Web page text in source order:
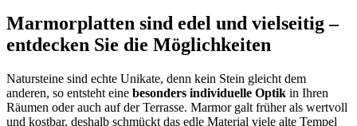
Marmorplatten sind edel und vielseitig –
entdecken Sie die Möglichkeiten
Natursteine sind echte Unikate, denn kein Stein gleicht dem
anderen, so entsteht eine besonders individuelle Optik in Ihren
Räumen oder auch auf der Terrasse. Marmor galt früher als wertvoll
und kostbar, deshalb schmückt das edle Material viele alte Tempel